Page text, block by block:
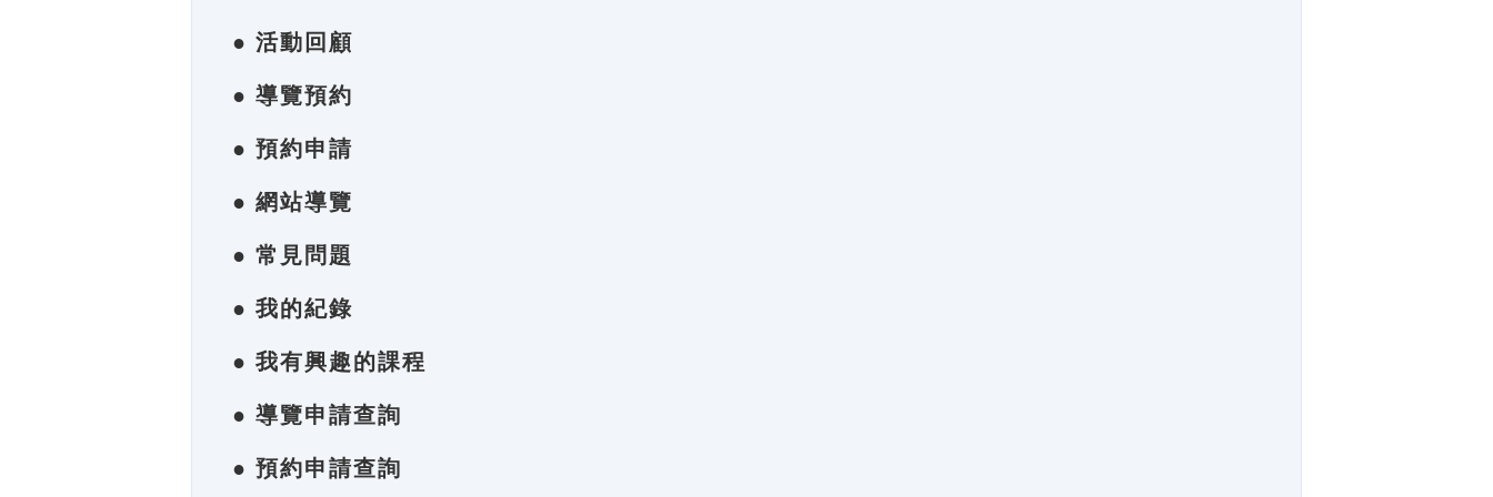
● 活動回顧
● 導覽預約
● 預約申請
● 網站導覽
● 常見問題
● 我的紀錄
● 我有興趣的課程
● 導覽申請查詢
● 預約申請查詢